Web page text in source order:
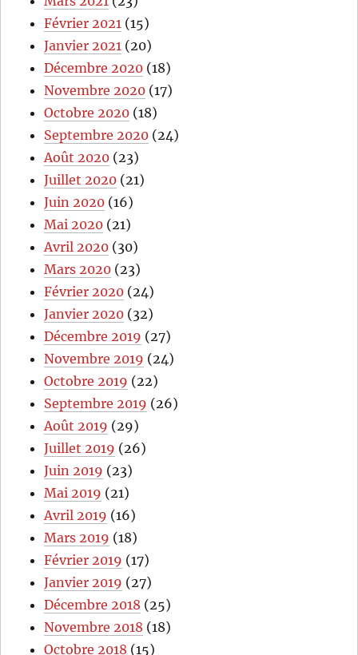
Février 2021 (15)
Janvier 2021 (20)
Décembre 2020 (18)
Novembre 2020 (17)
Octobre 2020 (18)
Septembre 2020 (24)
Août 2020 (23)
Juillet 2020 (21)
Juin 2020 (16)
Mai 2020 (21)
Avril 2020 (30)
Mars 2020 (23)
Février 2020 (24)
Janvier 2020 (32)
Décembre 2019 (27)
Novembre 2019 (24)
Octobre 2019 (22)
Septembre 2019 (26)
Août 2019 (29)
Juillet 2019 (26)
Juin 2019 (23)
Mai 2019 (21)
Avril 2019 (16)
Mars 2019 (18)
Février 2019 (17)
Janvier 2019 (27)
Décembre 2018 (25)
Novembre 2018 (18)
Octobre 2018 (15)